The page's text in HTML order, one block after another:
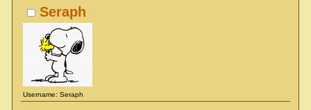
Seraph
Username: Seraph